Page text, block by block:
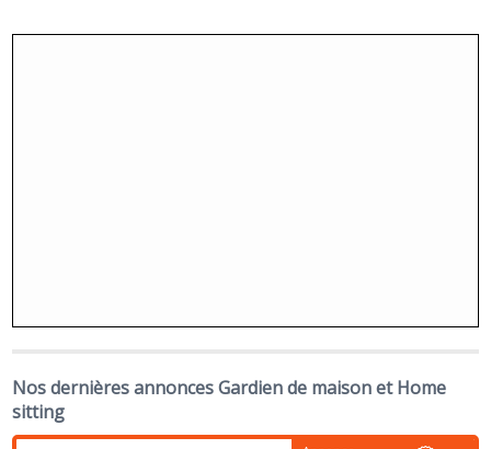
Nos dernières annonces Gardien de maison et Home
sitting